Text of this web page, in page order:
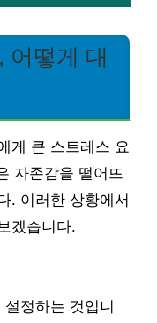
어떻게 대
게 큰 스트레스 요
자존감을 떨어뜨
. 이러한 상황에서
겠습니다.
정하는 것입니